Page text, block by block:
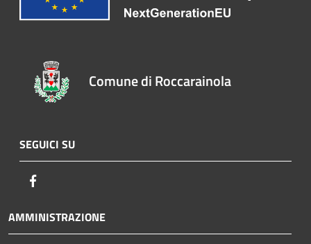
Comune di Roccarainola
SEGUICI SU
AMMINISTRAZIONE